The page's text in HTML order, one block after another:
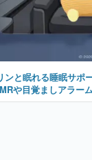
と眠れる睡眠サポ
や目覚ましアラー